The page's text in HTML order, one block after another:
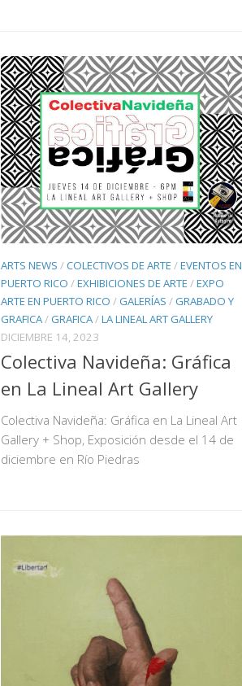
ARTS NEWS /COLECTIVOS DE ARTE /EVENTOS EN
PUERTO RICO /EXHIBICIONES DE ARTE /EXPO
ARTE EN PUERTO RICO / GALERÍAS / GRABADO Y
GRAFICA / GRAFICA /LA LINEAL ART GALLERY
DICIEMBRE 14, 2023
Colectiva Navideña: Gráfica
en La Lineal Art Gallery
Colectiva Navideña: Gráfica en La Lineal Art
Gallery + Shop, Exposición desde el 14 de
diciembre en Río Piedras